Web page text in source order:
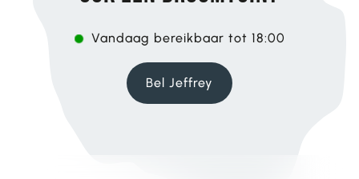
Vandaag bereikbaar tot 18:00
Bel Jeffrey